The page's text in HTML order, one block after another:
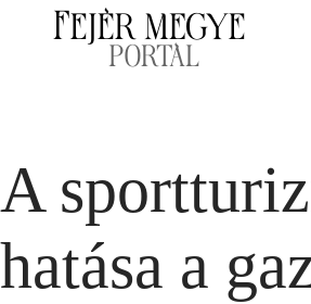
A
hatása a